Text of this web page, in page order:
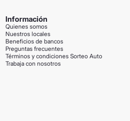
Información
Quienes somos
Nuestros locales
Beneficios de bancos
Preguntas frecuentes
Términos y condiciones Sorteo Auto
Trabaja con nosotros